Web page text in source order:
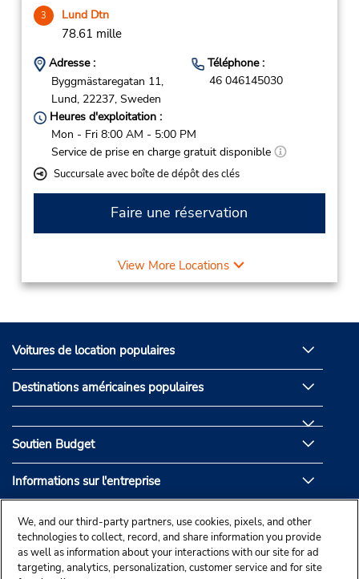
3 Lund Dtn
78.61 mille
Adresse :
Byggmästaregatan 11,
Lund, 22237, Sweden
Téléphone :
46 046145030
Heures d'exploitation :
Mon - Fri 8:00 AM - 5:00 PM
Service de prise en charge gratuit disponible
Succursale avec boîte de dépôt des clés
Faire une réservation
View More Locations
Voitures de location populaires
Destinations américaines populaires
Soutien Budget
Informations sur l'entreprise
Partenaires de Budget
We, and our third-party partners, use cookies, pixels, and other
technologies to collect, record, and share information you provide
as well as information about your interactions with our site for ad
targeting, analytics, personalization, customer service and for site